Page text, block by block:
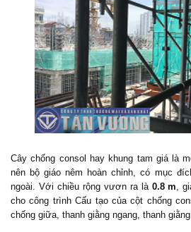
Cây chống consol hay khung tam giá là
nên bộ giáo nêm hoàn chỉnh, có mục
ngoài. Với chiều rộng vươn ra là 0.8 m,
cho công trình Cấu tạo của cột chống
chống giữa, thanh giằng ngang, thanh